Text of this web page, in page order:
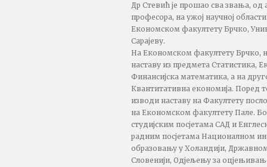
Др Стевић је прошао сва звања, од
професора, на ужој научној
Економском факултету Брчко,
Сарајеву.
На Економском факултету Брчко,
наставу из предмета Статистика,
Финансијска математика, а на
Квантитативна економија. Поред
изводи наставу на Факултету
на Економском факултету Пале.
студијским посјетама САД и
радним посјетама Националном
образовању у Холандији,
Словенији, Одјељењу за